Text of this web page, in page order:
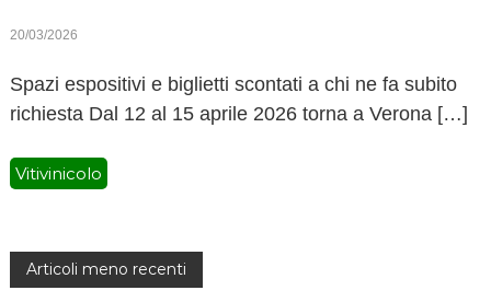
20/03/2026
Spazi espositivi e biglietti scontati a chi ne fa subito
richiesta Dal 12 al 15 aprile 2026 torna a Verona […]
Vitivinicolo
N
Articoli meno recenti